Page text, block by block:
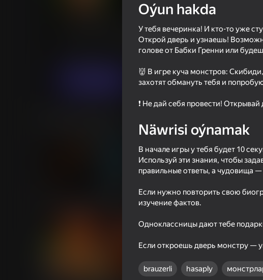
Тук-тук! Кто там?
Oýunçylaryň reýtingi 12+
Horrorlar Printsip Games
58
Night Shift
64 16+
Oýun hakda
У тебя вечеринка! И кто-то уже
Открой дверь и узнаешь!
голове от Бабки Гренни или
👹 В игре куча монстров:
захотят обмануть тебя и
❗️ Не дай себя провести!
Näwrisi oýnamak
В начале игры у тебя будет 10
Используй эти знания, чтобы
правильные ответы, а чудовища —
Если нужно повторить свою
изучение фактов.
Одноклассницы дают тебе
Если откроешь дверь монстру —
brauzerli hasaply